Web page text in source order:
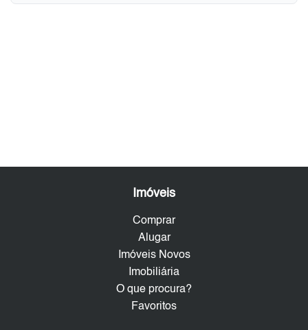
Imóveis
Comprar
Alugar
Imóveis Novos
Imobiliária
O que procura?
Favoritos